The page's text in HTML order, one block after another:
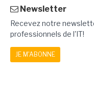
Newsletter
Recevez notre
professionnels de l'IT!
JE M'ABONNE